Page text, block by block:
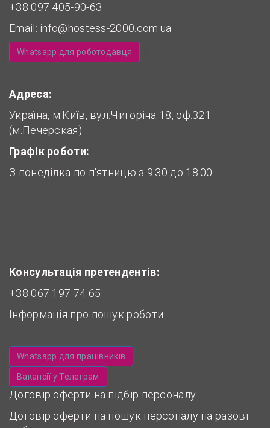
+38 097 405-90-63
Email: info@hostess-2000.com.ua
Whatsapp для роботодавця
Адреса:
Україна, м.Київ, вул.Чигоріна 18, оф.321
(м.Печерская)
Графік роботи:
З понеділка по п'ятницю з 9.30 до 18.00
Консультація претендентів:
+38 067 197 74 65
Інформація про пошук роботи
Whatsapp для працівників
Вакансії у Телеграм
Договір оферти на підбір персоналу
Договір оферти на пошук персоналу на разові